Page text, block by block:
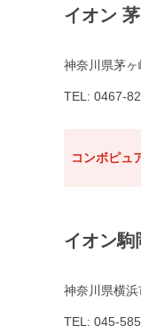
イオン
神奈川県茅
TEL: 0467-
コンボピュ
イオン駒
神奈川県横
TEL: 045-